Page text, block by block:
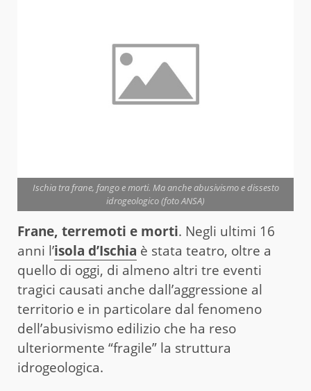
Ischia tra frane, fango e morti. Ma anche abusivismo e dissesto
idrogeologico (foto ANSA)
Frane, terremoti e morti. Negli ultimi 16
anni l’isola d’Ischia è stata teatro, oltre a
quello di oggi, di almeno altri tre eventi
tragici causati anche dall’aggressione al
territorio e in particolare dal fenomeno
dell’abusivismo edilizio che ha reso
ulteriormente “fragile” la struttura
idrogeologica.